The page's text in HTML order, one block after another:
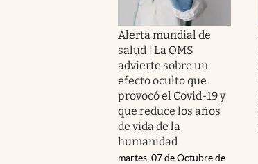
Alerta mundial de
salud | La OMS
advierte sobre un
efecto oculto que
provocó el Covid-19 y
que reduce los años
de vida de la
humanidad
martes, 07 de Octubre de